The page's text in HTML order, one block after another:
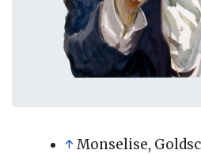
↑Monselise,